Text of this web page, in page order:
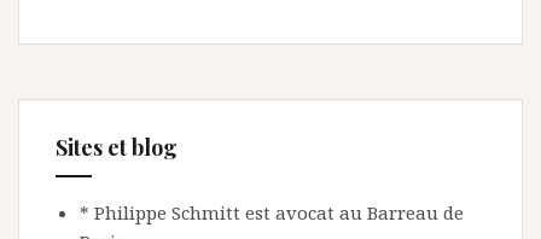
Sites et blog
* Philippe Schmitt est avocat au Barreau de